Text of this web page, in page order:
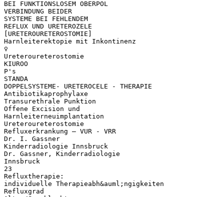
BEI FUNKTIONSLOSEM OBERPOL
VERBINDUNG BEIDER
SYSTEME BEI FEHLENDEM
REFLUX UND URETEROZELE
[URETEROURETEROSTOMIE]
Harnleiterektopie mit Inkontinenz
♀
Ureteroureterostomie
KIUROO
P's
STANDA
DOPPELSYSTEME- URETEROCELE - THERAPIE
Antibiotikaprophylaxe
Transurethrale Punktion
Offene Excision und
Harnleiterneuimplantation
Ureteroureterostomie
Refluxerkrankung – VUR - VRR
Dr. I. Gassner
Kinderradiologie Innsbruck
Dr. Gassner, Kinderradiologie
Innsbruck
23
Refluxtherapie:
individuelle Therapieabh&auml;ngigkeiten
Refluxgrad